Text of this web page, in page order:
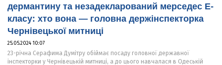
дермантину та незадекларований мерседес Е-
класу: хто вона — головна держінспекторка
Чернівецької митниці
25.05.2024 10:07
23-річна Серафима Думітру обіймає посаду головної державної
інспекторки у Чернівецькій митниці, а до цього навчалася в Одеській